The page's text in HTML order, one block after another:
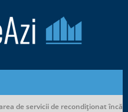
servicii de recondiționat